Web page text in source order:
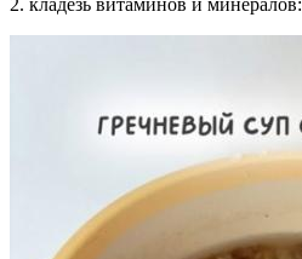
2. кладезь витаминов и минералов: